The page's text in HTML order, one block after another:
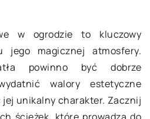
w ogrodzie to kluczowy
jego magicznej atmosfery.
powinno być dobrze
walory estetyczne
unikalny charakter. Zacznij
ścieżek, które prowadzą do